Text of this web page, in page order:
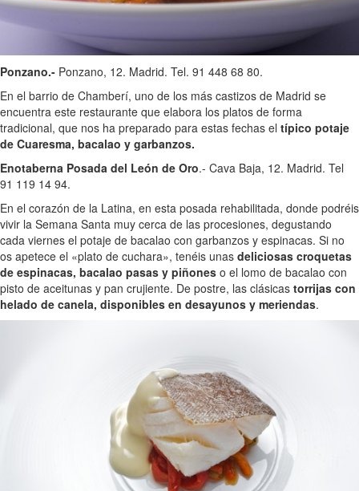
Ponzano.- Ponzano, 12. Madrid. Tel. 91 448 68 80.
En el barrio de Chamberí, uno de los más castizos de Madrid se
encuentra este restaurante que elabora los platos de forma
tradicional, que nos ha preparado para estas fechas el típico potaje
de Cuaresma, bacalao y garbanzos.
Enotaberna Posada del León de Oro.- Cava Baja, 12. Madrid. Tel
91 119 14 94.
En el corazón de la Latina, en esta posada rehabilitada, donde podréis
vivir la Semana Santa muy cerca de las procesiones, degustando
cada viernes el potaje de bacalao con garbanzos y espinacas. Si no
os apetece el «plato de cuchara», tenéis unas deliciosas croquetas
de espinacas, bacalao pasas y piñones o el lomo de bacalao con
pisto de aceitunas y pan crujiente. De postre, las clásicas torrijas con
helado de canela, disponibles en desayunos y meriendas.